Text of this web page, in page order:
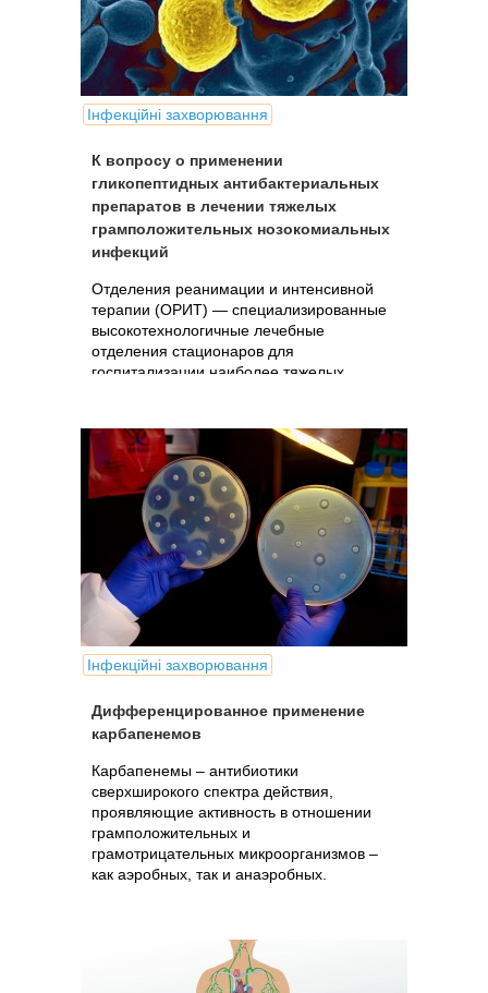
Інфекційні захворювання
К вопросу о применении
гликопептидных антибактериальных
препаратов в лечении тяжелых
грамположительных нозокомиальных
инфекций
Отделения реанимации и интенсивной
терапии (ОРИТ) — специализированные
высокотехнологичные лечебные
отделения стационаров для
госпитализации наиболее тяжелых
замещение функций...
Інфекційні захворювання
Дифференцированное применение
карбапенемов
Карбапенемы – антибиотики
сверхширокого спектра действия,
проявляющие активность в отношении
грамположительных и
грамотрицательных микроорганизмов –
как аэробных, так и анаэробных.